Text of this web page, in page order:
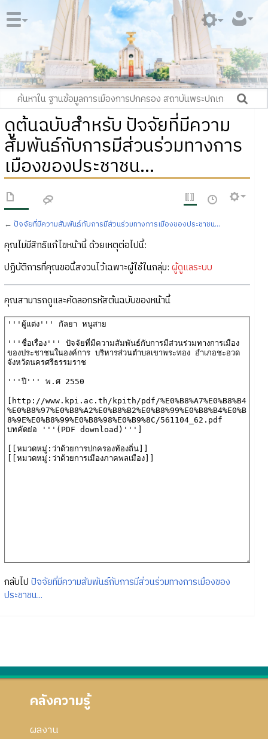
ดูต้นฉบับสำหรับ ปัจจัยที่มีความ
สัมพันธ์กับการมีส่วนร่วมทางการ
เมืองของประชาชน...
← ปัจจัยที่มีความสัมพันธ์กับการมีส่วนร่วมทางการเมืองของประชาชน...
คุณไม่มีสิทธิแก้ไขหน้านี้ ด้วยเหตุต่อไปนี้:
ปฏิบัติการที่คุณขอนี้สงวนไว้เฉพาะผู้ใช้ในกลุ่ม: ผู้ดูแลระบบ
คุณสามารถดูและคัดลอกรหัสต้นฉบับของหน้านี้
กลับไป ปัจจัยที่มีความสัมพันธ์กับการมีส่วนร่วมทางการเมืองของ
ประชาชน...
คลังความรู้
ผลงาน